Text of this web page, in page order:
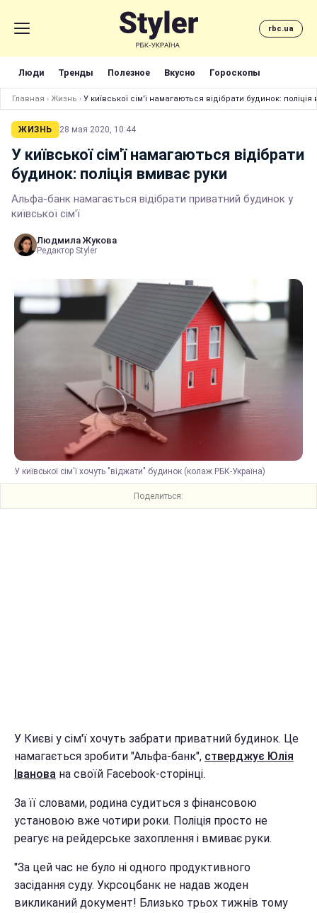
rbc.ua
Люди Тренды Полезное Вкусно Гороскопы
Главная › Жизнь › У київської сім'ї намагаються відібрати будинок:
ЖИЗНЬ 28 мая 2020, 10:44
У київської сім'ї намагаються відібрати
будинок: поліція вмиває руки
Альфа-банк намагається відібрати приватний будинок у
київської сім'ї
Людмила Жукова
Редактор Styler
У київської сім'ї хочуть "віджати" будинок (колаж РБК-Україна)
Поделиться:
У Києві у сім'ї хочуть забрати приватний будинок. Це
намагається зробити "Альфа-банк", стверджує Юлія
Іванова на своїй Facebook-сторінці.
За її словами, родина судиться з фінансовою
установою вже чотири роки. Поліція просто не
реагує на рейдерське захоплення і вмиває руки.
"За цей час не було ні одного продуктивного
засідання суду. Укрсоцбанк не надав жоден
викликаний документ! Близько трьох тижнів тому